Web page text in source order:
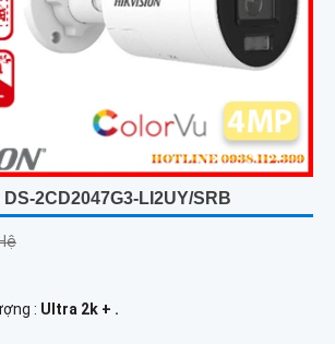
2CD2047G3-LI2UY/SRB
: Ultra 2k + .